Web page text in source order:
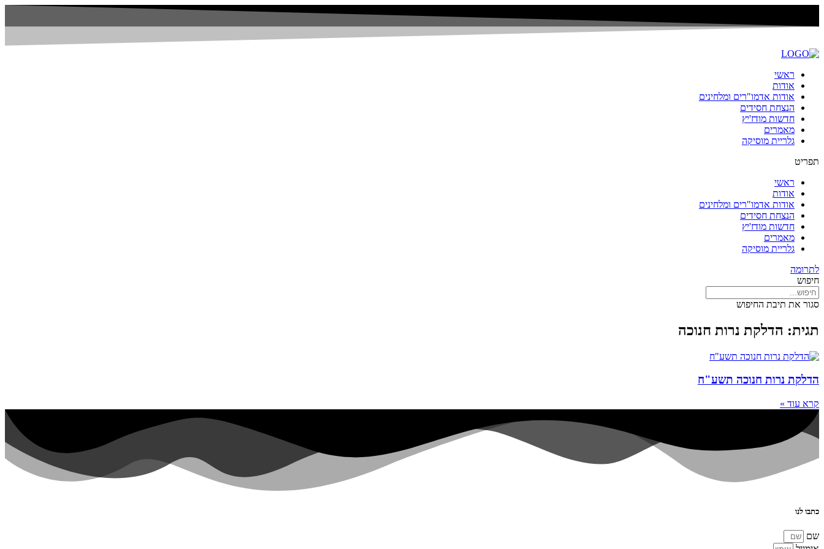
ראשי
אודות
אודות אדמו"רים ומלחינים
הנצחת חסידים
חדשות מודז'יץ
מאמרים
גלריית מוסיקה
תפריט
ראשי
אודות
אודות אדמו"רים ומלחינים
הנצחת חסידים
חדשות מודז'יץ
מאמרים
גלריית מוסיקה
לתרומה
חיפוש
סגור את תיבת החיפוש
תגית: הדלקת נרות חנוכה
הדלקת נרות חנוכה תשע"ח
קרא עוד »
כתבו לנו
שם